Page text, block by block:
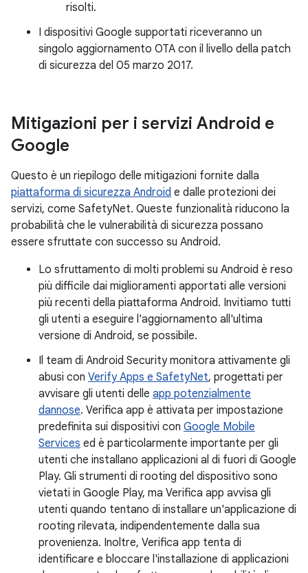
risolti.
I dispositivi Google supportati riceveranno un
singolo aggiornamento OTA con il livello della patch
di sicurezza del 05 marzo 2017.
Mitigazioni per i servizi Android e
Google
Questo è un riepilogo delle mitigazioni fornite dalla
piattaforma di sicurezza Android e dalle protezioni dei
servizi, come SafetyNet. Queste funzionalità riducono la
probabilità che le vulnerabilità di sicurezza possano
essere sfruttate con successo su Android.
Lo sfruttamento di molti problemi su Android è reso
più difficile dai miglioramenti apportati alle versioni
più recenti della piattaforma Android. Invitiamo tutti
gli utenti a eseguire l'aggiornamento all'ultima
versione di Android, se possibile.
Il team di Android Security monitora attivamente gli
abusi con Verify Apps e SafetyNet, progettati per
avvisare gli utenti delle app potenzialmente
dannose. Verifica app è attivata per impostazione
predefinita sui dispositivi con Google Mobile
Services ed è particolarmente importante per gli
utenti che installano applicazioni al di fuori di Google
Play. Gli strumenti di rooting del dispositivo sono
vietati in Google Play, ma Verifica app avvisa gli
utenti quando tentano di installare un'applicazione di
rooting rilevata, indipendentemente dalla sua
provenienza. Inoltre, Verifica app tenta di
identificare e bloccare l'installazione di applicazioni